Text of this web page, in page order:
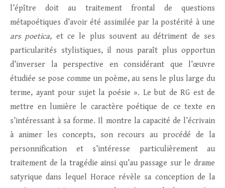
l’épître doit au traitement frontal de questions
métapoétiques d’avoir été assimilée par la postérité à une
ars poetica, et ce le plus souvent au détriment de ses
particularités stylistiques, il nous paraît plus opportun
d’inverser la perspective en considérant que l’œuvre
étudiée se pose comme un poème, au sens le plus large du
terme, ayant pour sujet la poésie ». Le but de RG est de
mettre en lumière le caractère poétique de ce texte en
s’intéressant à sa forme. Il montre la capacité de l’écrivain
à animer les concepts, son recours au procédé de la
personnification et s’intéresse particulièrement au
traitement de la tragédie ainsi qu’au passage sur le drame
satyrique dans lequel Horace révèle sa conception de la